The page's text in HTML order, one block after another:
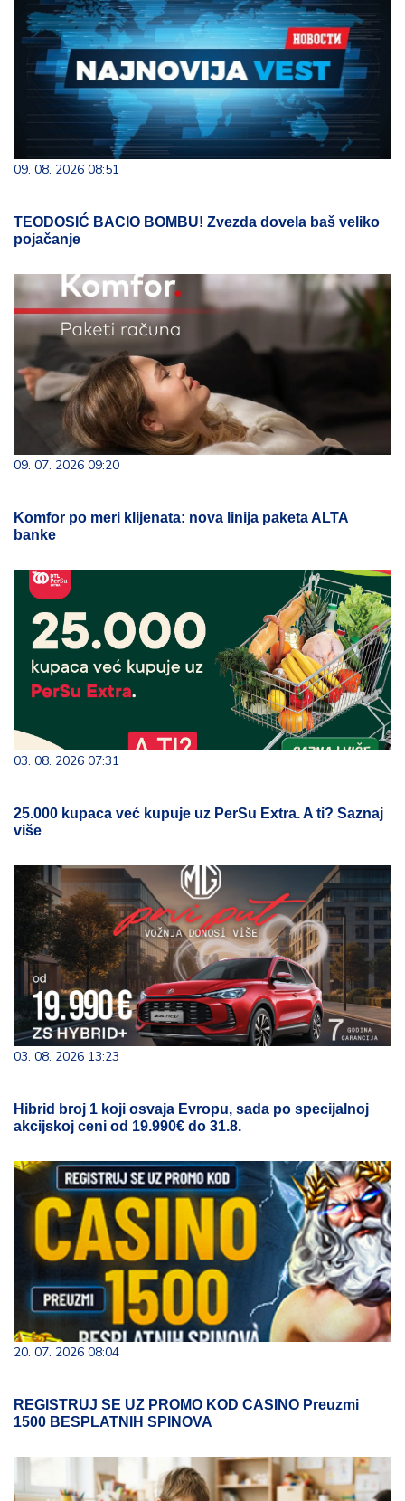
09. 08. 2026 08:51
TEODOSIĆ BACIO BOMBU! Zvezda dovela baš veliko
pojačanje
09. 07. 2026 09:20
Komfor po meri klijenata: nova linija paketa ALTA
banke
03. 08. 2026 07:31
25.000 kupaca već kupuje uz PerSu Extra. A ti? Saznaj
više
03. 08. 2026 13:23
Hibrid broj 1 koji osvaja Evropu, sada po specijalnoj
akcijskoj ceni od 19.990€ do 31.8.
20. 07. 2026 08:04
REGISTRUJ SE UZ PROMO KOD CASINO Preuzmi
1500 BESPLATNIH SPINOVA